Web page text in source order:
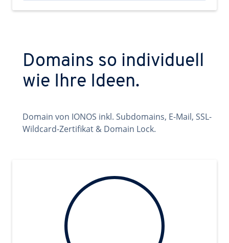
Domains so individuell
wie Ihre Ideen.
Domain von IONOS inkl. Subdomains, E-Mail, SSL-
Wildcard-Zertifikat & Domain Lock.